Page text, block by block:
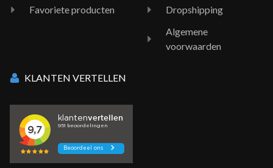
Favoriete producten
Dropshipping
Algemene
voorwaarden
KLANTEN VERTELLEN